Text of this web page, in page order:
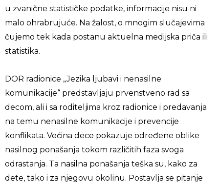
u zvanične statističke podatke, informacije nisu ni
malo ohrabrujuće. Na žalost, o mnogim slučajevima
čujemo tek kada postanu aktuelna medijska priča ili
statistika.
DOR radionice „Jezika ljubavi i nenasilne
komunikacije“ predstavljaju prvenstveno rad sa
decom, ali i sa roditeljima kroz radionice i predavanja
na temu nenasilne komunikacije i prevencije
konflikata. Većina dece pokazuje određene oblike
nasilnog ponašanja tokom različitih faza svoga
odrastanja. Ta nasilna ponašanja teška su, kako za
dete, tako i za njegovu okolinu. Postavlja se pitanje